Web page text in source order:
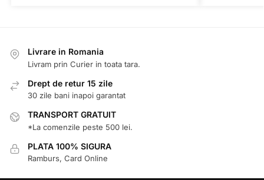
Livrare in Romania
Livram prin Curier in toata tara.
Drept de retur 15 zile
30 zile bani inapoi garantat
TRANSPORT GRATUIT
*La comenzile peste 500 lei.
PLATA 100% SIGURA
Ramburs, Card Online